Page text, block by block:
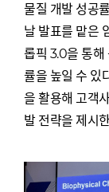
물질 개발 성공
날 발표를 맡은
롭픽 3.0을 통해
률을 높일 수 있
을 활용해 고객
발 전략을 제시